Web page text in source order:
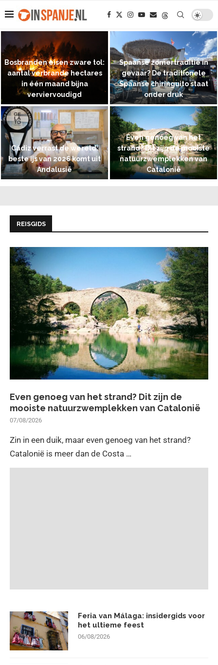
Bosbranden eisen zware tol:
aantal verbrande hectares
in één maand bijna
verviervoudigd
Spaanse zomertraditie in
gevaar? De traditionele
Spaanse chiringuito staat
onder druk
Cádiz verrast de wereld:
beste ijs van 2026 komt uit
Andalusië
Even genoeg van het
strand? Dit zijn de mooiste
natuurzwemplekken van
Catalonië
REISGIDS
Even genoeg van het strand? Dit zijn de
mooiste natuurzwemplekken van Catalonië
07/08/2026
Zin in een duik, maar even genoeg van het strand?
Catalonië is meer dan de Costa …
Feria van Málaga: insidergids voor
het ultieme feest
06/08/2026